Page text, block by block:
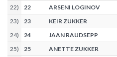
22) 22
ARSENI LOGINOV
23) 23
KEIR ZUKKER
24) 24
JAAN RAUDSEPP
25) 25
ANETTE ZUKKER